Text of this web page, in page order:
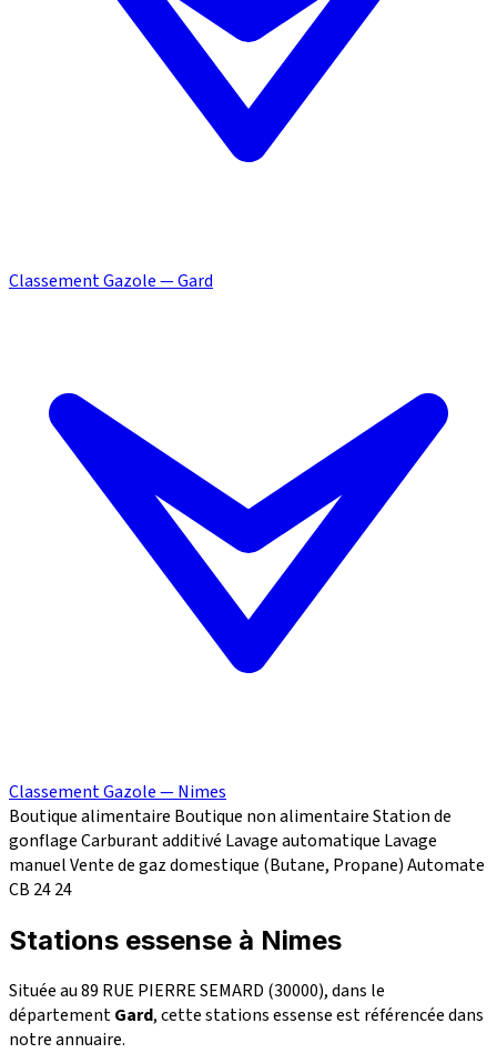
Classement Gazole — Gard
Classement Gazole — Nimes
Boutique alimentaire Boutique non alimentaireStation de
gonflageCarburant additivé Lavage automatique Lavage
manuelVente de gaz domestique (Butane, Propane)Automate
CB 2424
Stations essense à Nimes
Située au 89 RUE PIERRE SEMARD (30000), dans le
départementGard, cette stations essense est référencée dans
notre annuaire.